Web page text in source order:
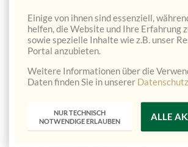
Kräuterurlaub im Naturhotel im
3 Übernachtungen im Wohlfühlzimmer mit
Mostverkostung am Genussmosthof
des Kräuterbergbauerns
Einige von ihnen sind essenziell,
helfen, die Website und Ihre Erfahrung
sowie spezielle Inhalte wie z.B. unser
Portal anzubieten.
Weitere Informationen über die
Daten finden Sie in unserer
NUR TECHNISCH
NOTWENDIGE ERLAUBEN
ALLE